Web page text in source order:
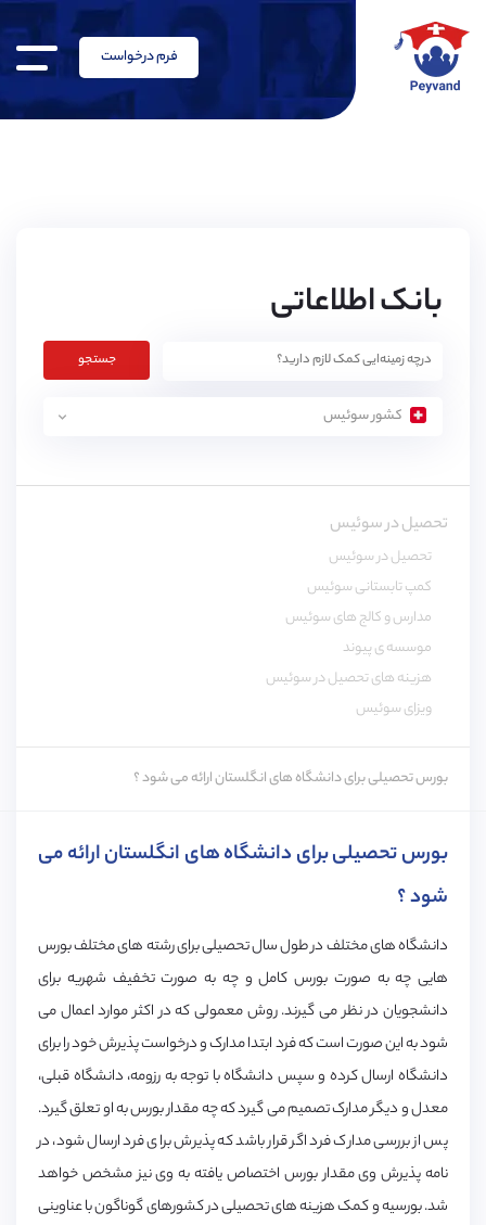
فرم درخواست
بانک اطلاعاتی
جستجو
کشور سوئیس
تحصیل در سوئیس
تحصیل در سوئیس
کمپ تابستانی سوئیس
مدارس و کالج های سوئیس
موسسه ی پیوند
هزینه های تحصیل در سوئیس
ویزای سوئیس
بورس تحصیلی برای دانشگاه های انگلستان ارائه می شود ؟
بورس تحصیلی برای دانشگاه های انگلستان ارائه می
شود ؟
دانشگاه های مختلف در طول سال تحصیلی برای رشته های مختلف بورس
هایی چه به صورت بورس کامل و چه به صورت تخفیف شهریه برای
دانشجویان در نظر می گیرند. روش معمولی که در اکثر موارد اعمال می
شود به این صورت است که فرد ابتدا مدارک و درخواست پذیرش خود را برای
دانشگاه ارسال کرده و سپس دانشگاه با توجه به رزومه، دانشگاه قبلی،
معدل و دیگر مدارک تصمیم می گیرد که چه مقدار بورس به او تعلق گیرد.
پس از بررسی مدارک فرد اگر قرار باشد که پذیرش برای فرد ارسال شود، در
نامه پذیرش وی مقدار بورس اختصاص یافته به وی نیز مشخص خواهد
شد. بورسیه و کمک هزینه های تحصیلی در کشورهای گوناگون با عناوینی